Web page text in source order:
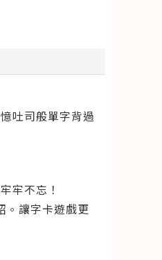
吐司般單字背過
牢不忘！
。讓字卡遊戲更